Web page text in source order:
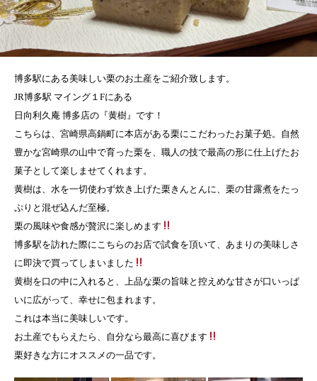
博多駅にある美味しい栗のお土産をご紹介致します。
JR博多駅 マイング１Fにある
日向利久庵 博多店の『黄樹』です！
こちらは、宮崎県高鍋町に本店がある栗にこだわったお菓子処。自然
豊かな宮崎県の山中で育った栗を、職人の技で最高の形に仕上げたお
菓子として楽しませてくれます。
黄樹は、水を一切使わず炊き上げた栗きんとんに、栗の甘露煮をたっ
ぷりと混ぜ込んだ至極。
栗の風味や食感が贅沢に楽しめます
博多駅を訪れた際にこちらのお店で試食を頂いて、あまりの美味しさ
に即決で買ってしまいました
黄樹を口の中に入れると、上品な栗の旨味と控えめな甘さが口いっぱ
いに広がって、幸せに包まれます。
これは本当に美味しいです。
お土産でもらえたら、自分なら最高に喜びます
栗好きな方にオススメの一品です。